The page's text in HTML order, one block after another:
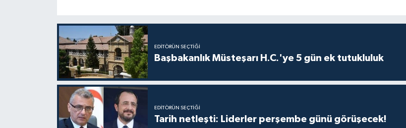
EDITÖRÜN SEÇTIĞI
Başbakanlık Müsteşarı H.C.'ye 5 gün ek tutukluluk
EDITÖRÜN SEÇTIĞI
Tarih netleşti: Liderler perşembe günü görüşecek!